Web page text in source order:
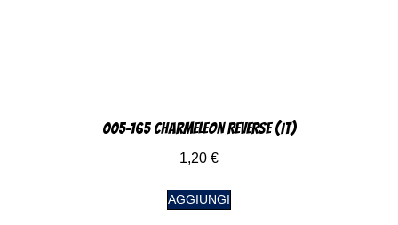
005-165 Charmeleon Reverse (IT)
1,20 €
AGGIUNGI